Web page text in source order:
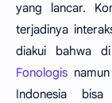
yang lancar.
terjadinya
diakui bahwa
Fonologis
Indonesia